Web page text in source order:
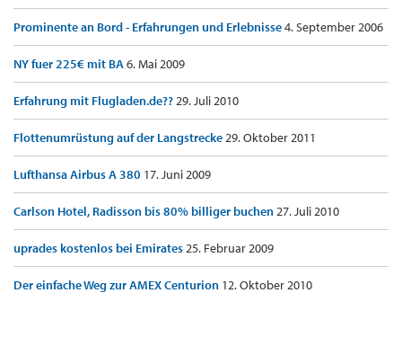
Prominente an Bord - Erfahrungen und Erlebnisse4. September 2006
NY fuer 225€ mit BA6. Mai 2009
Erfahrung mit Flugladen.de??29. Juli 2010
Flottenumrüstung auf der Langstrecke29. Oktober 2011
Lufthansa Airbus A 380 17. Juni 2009
Carlson Hotel, Radisson bis 80% billiger buchen27. Juli 2010
uprades kostenlos bei Emirates25. Februar 2009
Der einfache Weg zur AMEX Centurion 12. Oktober 2010